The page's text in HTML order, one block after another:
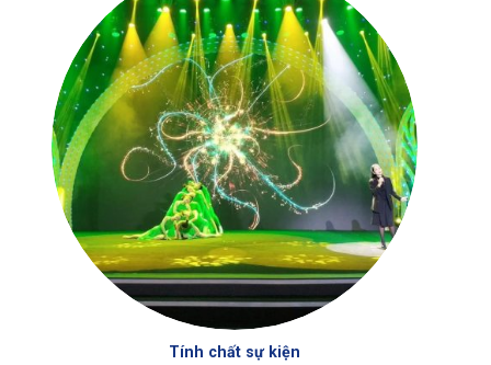
Tính chất sự kiện